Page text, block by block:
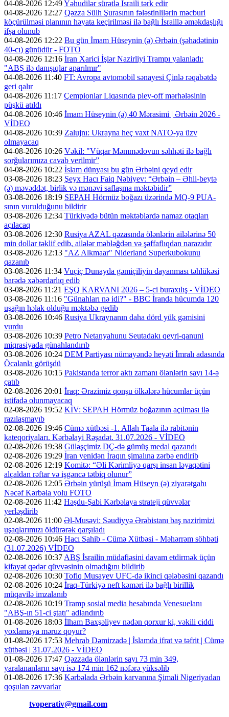
04-08-2026 12:49Yəhudilər sürətlə İsraili tərk edir
04-08-2026 12:27 Qəzza Sülh Şurasının fələstinlilərin məcburi
köçürülməsi planının həyata keçirilməsi ilə bağlı İsraillə əməkdaşlığı
ifşa olunub
04-08-2026 12:22 Bu gün İmam Hüseynin (ə) Ərbəin (şəhadətinin
40-cı) günüdür - FOTO
04-08-2026 12:16 İran Xarici İşlər Nazirliyi Trampı yalanladı:
"ABŞ ilə danışıqlar aparılmır"
04-08-2026 11:40 FT: Avropa avtomobil sənayesi Çinlə rəqabətdə
geri qalır
04-08-2026 11:17 Çempionlar Liqasında pley-off mərhələsinin
püşkü atıldı
04-08-2026 10:46 İmam Hüseynin (ə) 40 Mərasimi | Ərbəin 2026 -
VİDEO
04-08-2026 10:39 Zalujnı: Ukrayna heç vaxt NATO-ya üzv
olmayacaq
04-08-2026 10:26 Vəkil: "Vüqar Məmmədovun səhhəti ilə bağlı
sorğularımıza cavab verilmir”
04-08-2026 10:22 İslam dünyası bu gün Ərbəini qeyd edir
03-08-2026 18:23 Şeyx Hacı Faiq Nəbiyev: “Ərbəin – Əhli-beytə
(ə) məvəddət, birlik və mənəvi saflaşma məktəbidir”
03-08-2026 18:19 SEPAH Hörmüz boğazı üzərində MQ-9 PUA-
sının vurulduğunu bildirir
03-08-2026 12:34 Türkiyədə bütün məktəblərdə namaz otaqları
açılacaq
03-08-2026 12:30 Rusiya AZAL qəzasında ölənlərin ailələrinə 50
min dollar təklif edib, ailələr məbləğdən və şəffaflıqdan narazıdır
03-08-2026 12:13 "AZ Alkmaar" Niderland Superkubokunu
qazanıb
03-08-2026 11:34 Vuçiç Dunayda gəmiçiliyin dayanması təhlükəsi
barədə xəbərdarlıq edib
03-08-2026 11:21 EŞQ KARVANI 2026 – 5-ci buraxılış - VİDEO
03-08-2026 11:16 "Günahları nə idi?" - BBC İranda hücumda 120
uşağın həlak olduğu məktəbə gedib
03-08-2026 10:46 Rusiya Ukraynanın daha dörd yük gəmisini
vurdu
03-08-2026 10:39 Petro Netanyahunu Seutadakı qeyri-qanuni
miqrasiyada günahlandırıb
03-08-2026 10:24 DEM Partiyası nümayəndə heyəti İmralı adasında
Öcalanla görüşdü
03-08-2026 10:15 Pakistanda terror aktı zamanı ölənlərin sayı 14-ə
çatıb
02-08-2026 20:01 İraq: Ərazimiz qonşu ölkələrə hücumlar üçün
istifadə olunmayacaq
02-08-2026 19:52 KİV: SEPAH Hörmüz boğazının açılması ilə
razılaşmayıb
02-08-2026 19:46 Cümə xütbəsi -1. Allah Taala ilə rabitənin
kateqoriyaları. Kərbəlayi Rəşadət. 31.07.2026 - VİDEO
02-08-2026 19:38 Güləşçimiz DÇ-də gümüş medal qazandı
02-08-2026 19:29 İran yenidən İraqın şimalına zərbə endirib
02-08-2026 12:19 Komitə: “Əli Kərimliyə qarşı insan ləyaqətini
alçaldan rəftar və işgəncə tətbiq olunur”
02-08-2026 12:05 Ərbəin yürüşü İmam Hüseyn (ə) ziyarətgahı
Nəcəf Kərbəla yolu FOTO
02-08-2026 11:42 Həşdu-Şabi Kərbəlaya strateji qüvvələr
yerləşdirib
02-08-2026 11:00 Əl-Musəvi: Səudiyyə Ərəbistanı baş nazirimizi
uşaqlarımızı öldürərək qarşıladı
02-08-2026 10:46 Hacı Sahib - Cümə Xütbəsi - Məhərrəm söhbəti
(31.07.2026) VİDEO
02-08-2026 10:37 ABŞ İsrailin müdafiəsini davam etdirmək üçün
kifayət qədər qüvvəsinin olmadığını bildirib
02-08-2026 10:30 Tofiq Musayev UFC-də ikinci qələbəsini qazandı
02-08-2026 10:24 İraq-Türkiyə neft kəməri ilə bağlı birillik
müqavilə imzalanıb
02-08-2026 10:19 Tramp sosial media hesabında Venesuelanı
"ABŞ-ın 51-ci ştatı" adlandırıb
01-08-2026 18:03 İlham Baxşəliyev nədən qorxur ki, vəkili ciddi
yoxlamaya məruz qoyur?
01-08-2026 17:53 Mehrab Dəmirzadə | İslamda ifrat və təfrit | Cümə
xütbəsi | 31.07.2026 - VİDEO
01-08-2026 17:47 Qəzzada ölənlərin sayı 73 min 349,
yaralananların sayı isə 174 min 162 nəfərə yüksəlib
01-08-2026 17:36 Kərbəlada Ərbəin karvanına Şimali Nigeriyadan
qoşulan zəvvarlar
tvoperativ@gmail.com